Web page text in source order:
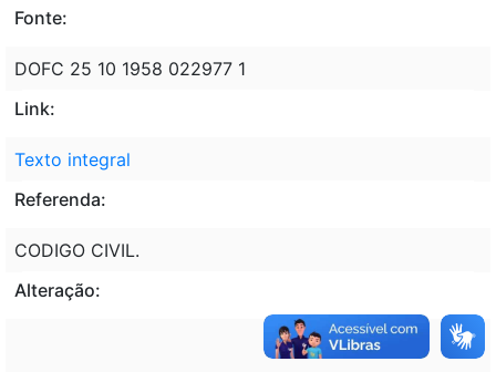
Fonte:
DOFC 25 10 1958 022977 1
Link:
Texto integral
Referenda:
CODIGO CIVIL.
Alteração: